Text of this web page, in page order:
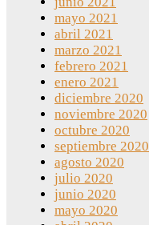
mayo 2021
abril 2021
marzo 2021
febrero 2021
enero 2021
diciembre 2020
noviembre 2020
octubre 2020
septiembre 2020
agosto 2020
julio 2020
junio 2020
mayo 2020